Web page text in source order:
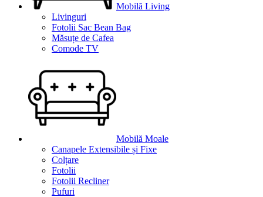
Mobilă Living
Livinguri
Fotolii Sac Bean Bag
Măsuțe de Cafea
Comode TV
Mobilă Moale
Canapele Extensibile și Fixe
Colțare
Fotolii
Fotolii Recliner
Pufuri